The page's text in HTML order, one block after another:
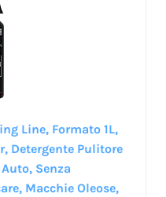
Line, Formato 1L,
Detergente Pulitore
Senza
Macchie Oleose,